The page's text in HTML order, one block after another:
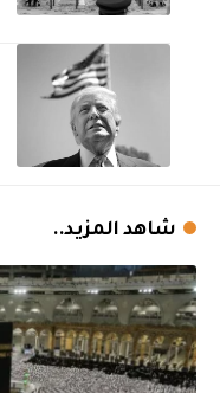
شاهد المزيد..